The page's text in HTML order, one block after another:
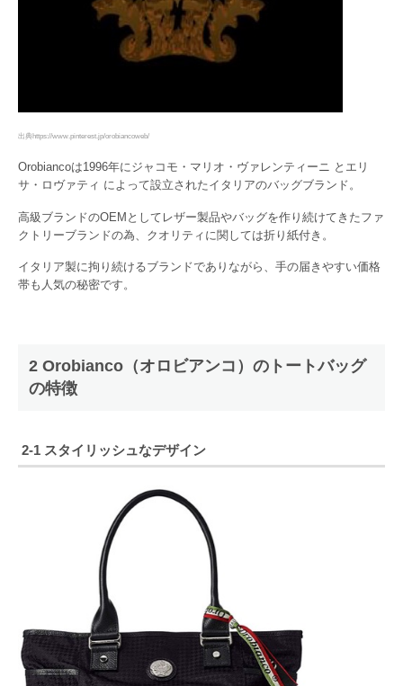
出典https://www.pinterest.jp/orobiancoweb/
Orobiancoは1996年にジャコモ・マリオ・ヴァレンティーニ とエリ
サ・ロヴァティ によって設立されたイタリアのバッグブランド。
高級ブランドのOEMとしてレザー製品やバッグを作り続けてきたファ
クトリーブランドの為、クオリティに関しては折り紙付き。
イタリア製に拘り続けるブランドでありながら、手の届きやすい価格
帯も人気の秘密です。
2 Orobianco（オロビアンコ）のトートバッグ
の特徴
2-1 スタイリッシュなデザイン